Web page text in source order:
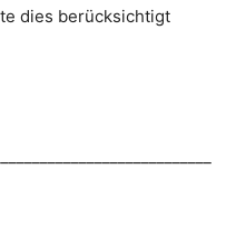
dies berücksichtigt